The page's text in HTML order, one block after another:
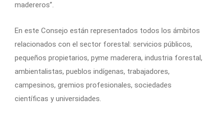
madereros”.
En este Consejo están representados todos los ámbitos
relacionados con el sector forestal: servicios públicos,
pequeños propietarios, pyme maderera, industria forestal,
ambientalistas, pueblos indígenas, trabajadores,
campesinos, gremios profesionales, sociedades
científicas y universidades.